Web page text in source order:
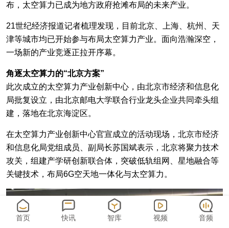
布，太空算力已成为地方政府抢滩布局的未来产业。
21世纪经济报道记者梳理发现，目前北京、上海、杭州、天
津等城市均已开始参与布局太空算力产业。面向浩瀚深空，
一场新的产业竞逐正拉开序幕。
角逐太空算力的“北京方案”
此次成立的太空算力产业创新中心，由北京市经济和信息化
局批复设立，由北京邮电大学联合行业龙头企业共同牵头组
建，落地在北京海淀区。
在太空算力产业创新中心官宣成立的活动现场，北京市经济
和信息化局党组成员、副局长苏国斌表示，北京将聚力技术
攻关，组建产学研创新联合体，突破低轨组网、星地融合等
关键技术，布局6G空天地一体化与太空算力。
首页 快讯 智库 视频 音频